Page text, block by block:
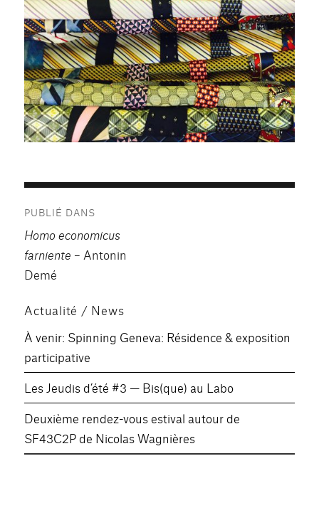
de
l’article
PUBLIÉ DANS
Homo economicus
farniente – Antonin
Demé
Actualité / News
À venir: Spinning Geneva: Résidence & exposition
participative
Les Jeudis d’été #3 — Bis(que) au Labo
Deuxième rendez-vous estival autour de
SF43C2P de Nicolas Wagnières